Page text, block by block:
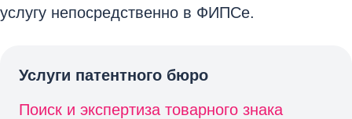
услугу непосредственно в ФИПСе.
Услуги патентного бюро
Поиск и экспертиза товарного знака